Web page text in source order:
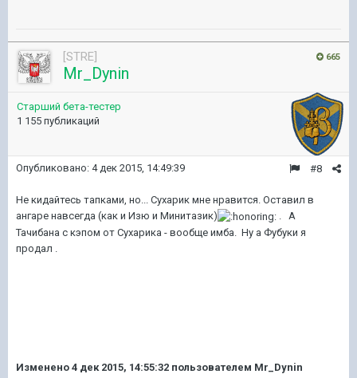
665
[STRE]
Mr_Dynin
Старший бета-тестер
1 155 публикаций
#8
Опубликовано: 4 дек 2015, 14:49:39
Не кидайтесь тапками, но... Сухарик мне нравится. Оставил в
ангаре навсегда (как и Изю и Минитазик)
. А
Тачибана с кэпом от Сухарика - вообще имба. Ну а Фубуки я
продал .
Изменено 4 дек 2015, 14:55:32 пользователем Mr_Dynin